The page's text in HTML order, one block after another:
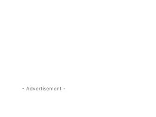
- Advertisement -